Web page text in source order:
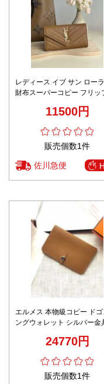
レディース イブ サン ロー
財布スーパーコピー フリッ
ー 372264 イエロー
11500円
販売個数1件
佐川急便
エルメス 本物級コピー ドゴ
ングウォレット シルバー金
24770円
販売個数1件